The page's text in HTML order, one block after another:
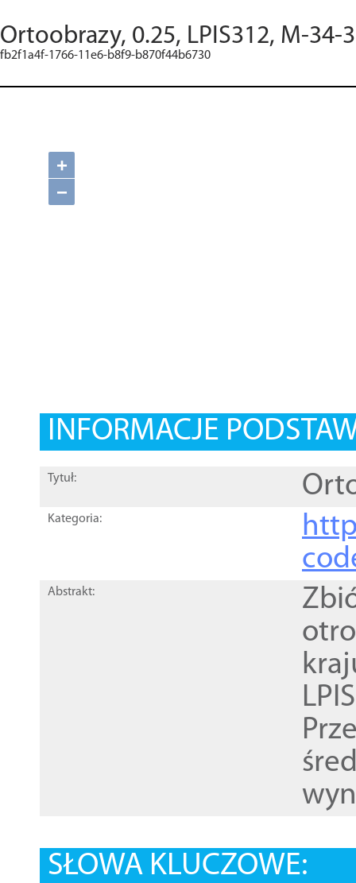
Ortoobrazy, 0.25, LPIS312, M-34-
fb2f1a4f-1766-11e6-b8f9-b870f44b6730
+
−
INFORMACJE
Tytuł:
Kategoria:
Abstrakt:
SŁOWA KLUCZOWE: